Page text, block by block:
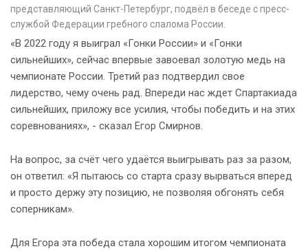
представляющий Санкт-Петербург, подвёл в беседе с пресс-
службой Федерации гребного слалома России.
«В 2022 году я выиграл «Гонки России» и «Гонки
сильнейших», сейчас впервые завоевал золотую медь на
чемпионате России. Третий раз подтвердил свое
лидерство, чему очень рад. Впереди нас ждет Спартакиада
сильнейших, приложу все усилия, чтобы победить и на этих
соревнованиях», - сказал Егор Смирнов.
На вопрос, за счёт чего удаётся выигрывать раз за разом,
он ответил: «Я пытаюсь со старта сразу вырваться вперед
и просто держу эту позицию, не позволяя обгонять себя
соперникам».
Для Егора эта победа стала хорошим итогом чемпионата